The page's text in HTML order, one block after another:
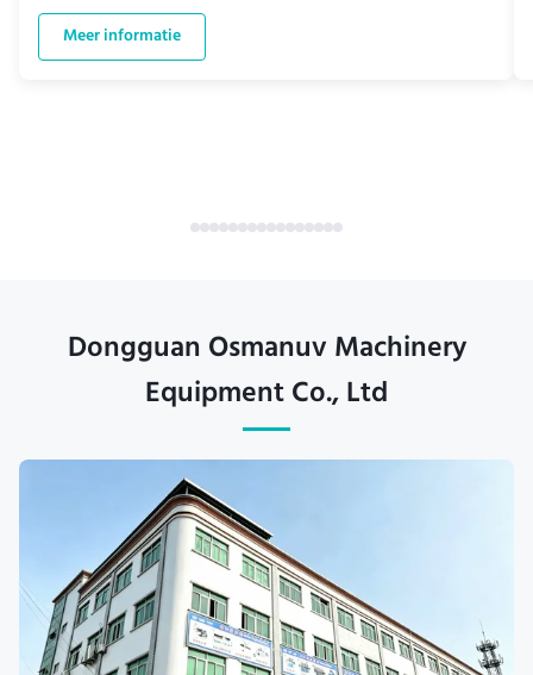
Meer informatie
Dongguan Osmanuv Machinery
Equipment Co., Ltd